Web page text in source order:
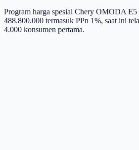
Program harga spesial Chery OMODA E5
488.800.000 termasuk PPn 1%, saat ini
4.000 konsumen pertama.